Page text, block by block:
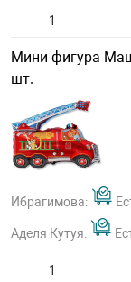
Мини фигура
шт.
Ибрагимова:
Аделя Кутуя: